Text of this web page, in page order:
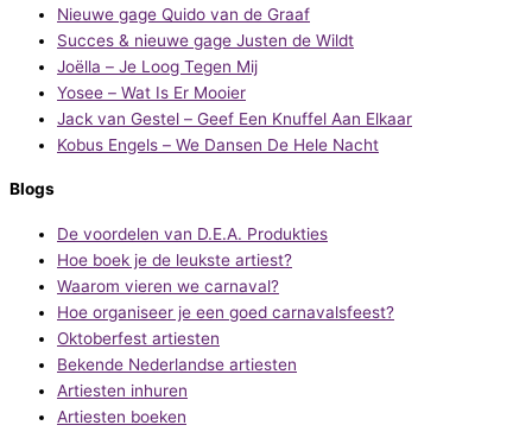
Nieuwe gage Quido van de Graaf
Succes & nieuwe gage Justen de Wildt
Joëlla – Je Loog Tegen Mij
Yosee – Wat Is Er Mooier
Jack van Gestel – Geef Een Knuffel Aan Elkaar
Kobus Engels – We Dansen De Hele Nacht
Blogs
De voordelen van D.E.A. Produkties
Hoe boek je de leukste artiest?
Waarom vieren we carnaval?
Hoe organiseer je een goed carnavalsfeest?
Oktoberfest artiesten
Bekende Nederlandse artiesten
Artiesten inhuren
Artiesten boeken